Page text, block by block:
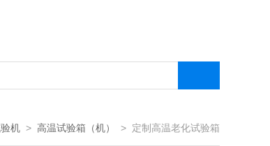
机 > 高温试验箱（机） > 定制高温老化试验箱